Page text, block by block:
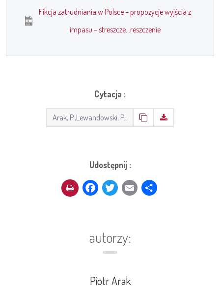
Fikcja zatrudniania w Polsce – propozycje wyjścia z
impasu – streszcze...reszczenie
Cytacja :
Udostępnij :
Facebook
Twitter
Email
autorzy:
Piotr Arak